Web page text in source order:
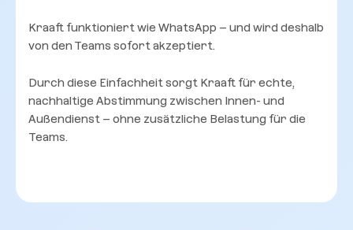
Kraaft funktioniert wie WhatsApp – und wird deshalb
von den Teams sofort akzeptiert.
Durch diese Einfachheit sorgt Kraaft für echte,
nachhaltige Abstimmung zwischen Innen- und
Außendienst – ohne zusätzliche Belastung für die
Teams.